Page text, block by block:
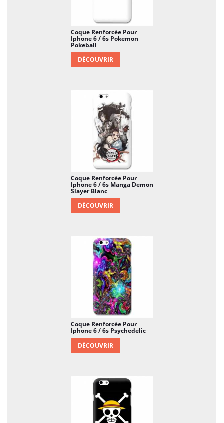
Coque Renforcée Pour
Iphone 6 / 6s Pokemon
Pokeball
DÉCOUVRIR
Coque Renforcée Pour
Iphone 6 / 6s Manga Demon
Slayer Blanc
DÉCOUVRIR
Coque Renforcée Pour
Iphone 6 / 6s Psychedelic
DÉCOUVRIR